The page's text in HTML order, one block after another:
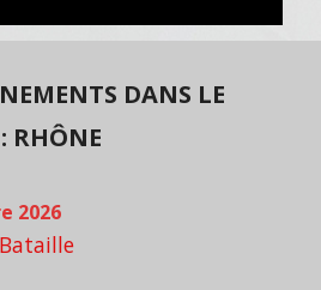
DANS LE
RHÔNE
2026